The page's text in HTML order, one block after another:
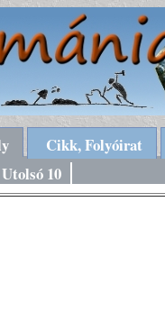
Cikk, Folyóirat
Utolsó 10